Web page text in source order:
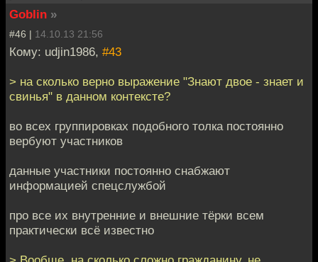
Goblin »
#46 | 14.10.13 21:56
Кому: udjin1986, #43
> на сколько верно выражение "Знают двое - знает и
свинья" в данном контексте?
во всех группировках подобного толка постоянно
вербуют участников
данные участники постоянно снабжают
информацией спецслужбой
про все их внутренние и внешние тёрки всем
практически всё известно